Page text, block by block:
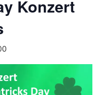
Konzert